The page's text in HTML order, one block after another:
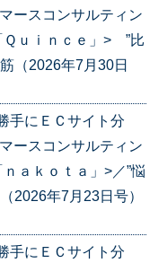
ースコンサルティン
ｕｉｎｃｅ」> ”比
（2026年7月30日
手にＥＣサイト分
ースコンサルティン
ａｋｏｔａ」>／”悩
2026年7月23日号）
手にＥＣサイト分